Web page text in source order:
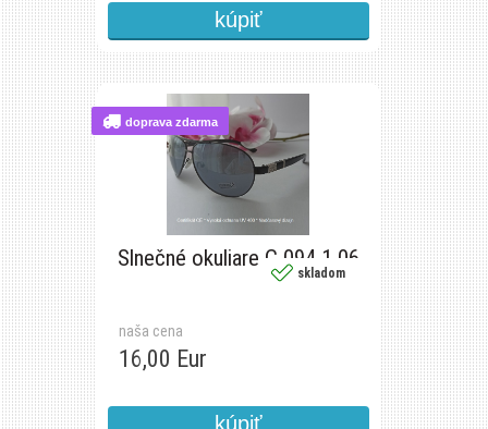
Slnečné okuliare C 094 1 06
naša cena
16,00 Eur
skladom
doprava zdarma